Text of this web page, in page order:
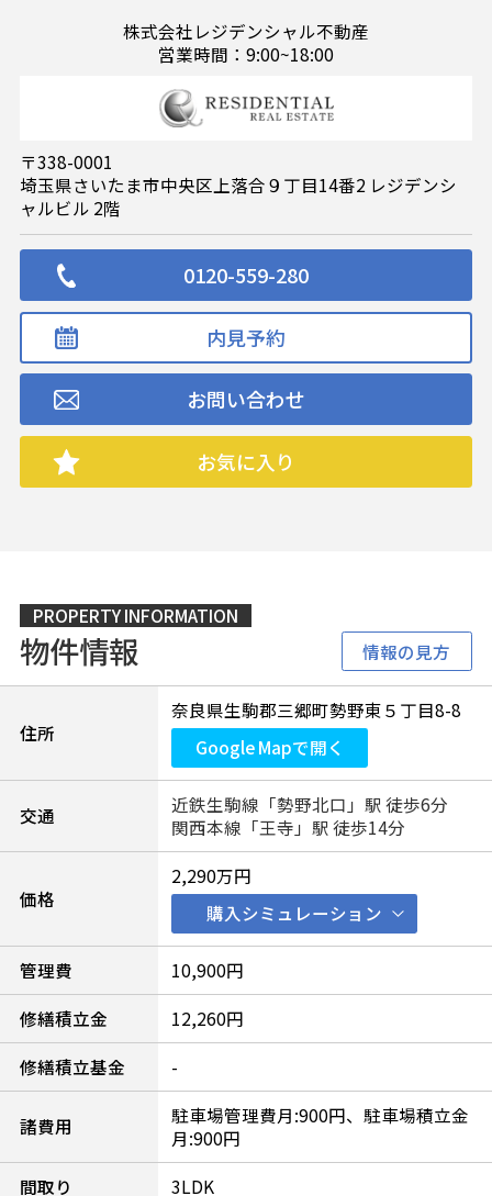
株式会社レジデンシャル不動産
営業時間：9:00~18:00
〒338-0001
埼玉県さいたま市中央区上落合９丁目14番2 レジデンシ
ャルビル 2階
0120-559-280
内見予約
お問い合わせ
お気に入り
PROPERTY INFORMATION
物件情報 情報の見方
住所
奈良県生駒郡三郷町勢野東５丁目8-8
Google Mapで開く
交通
近鉄生駒線「勢野北口」駅 徒歩6分
関西本線「王寺」駅 徒歩14分
価格
2,290万円
購入シミュレーション
管理費
10,900円
修繕積立金
12,260円
修繕積立基金
-
諸費用
駐車場管理費月:900円、駐車場積立金
月:900円
間取り
3LDK